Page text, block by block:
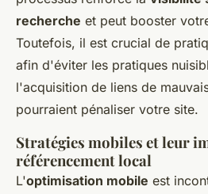
recherche et peut booster
Toutefois, il est crucial de
afin d'éviter les pratiques
l'acquisition de liens de
pourraient pénaliser votre site.
Stratégies mobiles et leur
référencement local
L'optimisation mobile est